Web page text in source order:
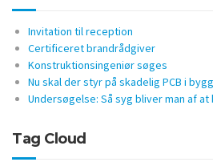
Invitation til reception
Certificeret brandrådgiver
Konstruktionsingeniør søges
Nu skal der styr på skadelig PCB i
Undersøgelse: Så syg bliver man af at
Tag Cloud